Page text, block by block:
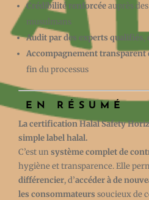
Crédibilité renforcéeauprès
musulmans
Audit par des experts qualifiés,
Accompagnement transparent
fin du processus
EN RÉSUMÉ
La certification Halal Safety
simple label halal.
C’est unsystème complet de
hygiène et transparence. Elle
différencier, d’accéder à de
les consommateurs soucieux de